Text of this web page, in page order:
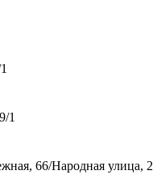
1
66/Народная улица, 2